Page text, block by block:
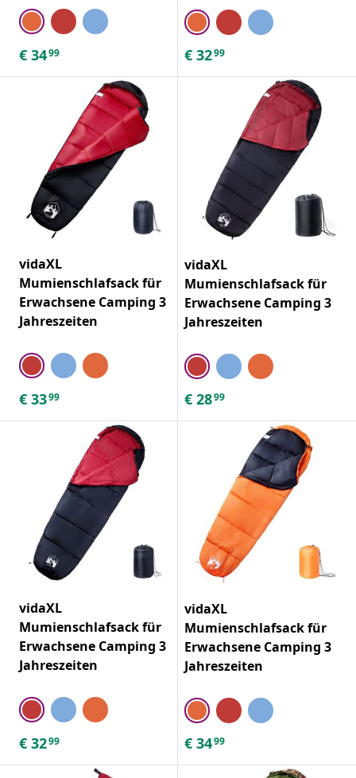
€ 3499 € 3299
vidaXL
Mumienschlafsack für
Erwachsene Camping 3
Jahreszeiten
€ 3399
vidaXL
Mumienschlafsack für
Erwachsene Camping 3
Jahreszeiten
€ 2899
vidaXL
Mumienschlafsack für
Erwachsene Camping 3
Jahreszeiten
€ 3299
vidaXL
Mumienschlafsack für
Erwachsene Camping 3
Jahreszeiten
€ 3499